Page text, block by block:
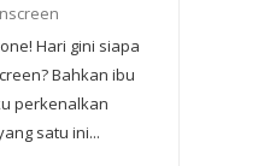
Hari gini siapa
Bahkan ibu
perkenalkan
satu ini...